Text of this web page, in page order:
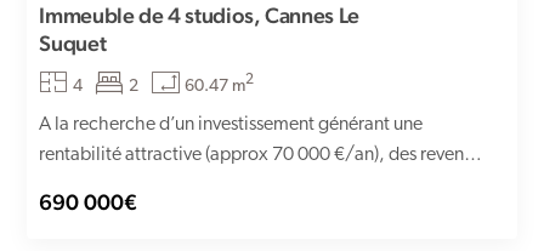
Immeuble de 4 studios, Cannes Le
Suquet
4 2 60.47 m2
A la recherche d’un investissement générant une
rentabilité attractive (approx 70 000 €/an), des revenus
690 000€